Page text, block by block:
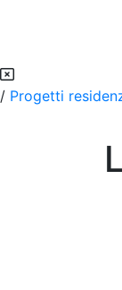
/ Progetti